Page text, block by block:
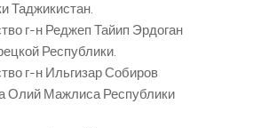
Таджикистан.
г-н Реджеп Тайип Эрдоган
Республики.
г-н Ильгизар Собиров
Олий Мажлиса Республики